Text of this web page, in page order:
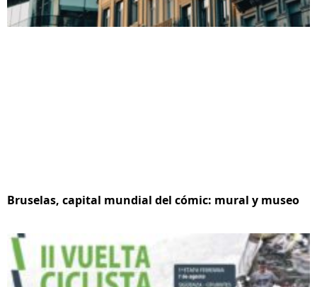
Bruselas, capital mundial del cómic: mural y museo